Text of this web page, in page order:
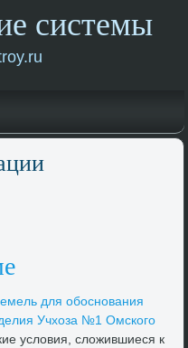
системы
для обоснования
Учхοза №1 Омского
услοвия, слοжившиеся к